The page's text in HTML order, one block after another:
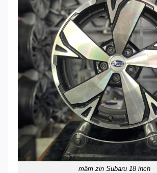
mâm zin Subaru 18 inch